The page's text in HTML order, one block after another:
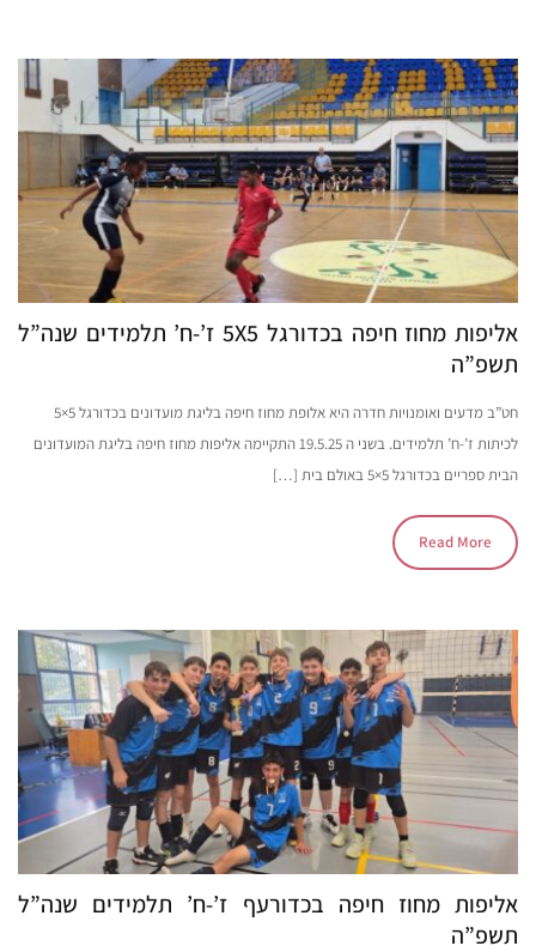
אליפות מחוז חיפה בכדורגל 5X5 ז’-ח’ תלמידים שנה”ל
תשפ”ה
חט”ב מדעים ואומנויות חדרה היא אלופת מחוז חיפה בליגת מועדונים בכדורגל 5×5
לכיתות ז’-ח’ תלמידים. בשני ה 19.5.25 התקיימה אליפות מחוז חיפה בליגת המועדונים
הבית ספריים בכדורגל 5×5 באולם בית […]
Read More
אליפות מחוז חיפה בכדורעף ז’-ח’ תלמידים שנה”ל
תשפ”ה